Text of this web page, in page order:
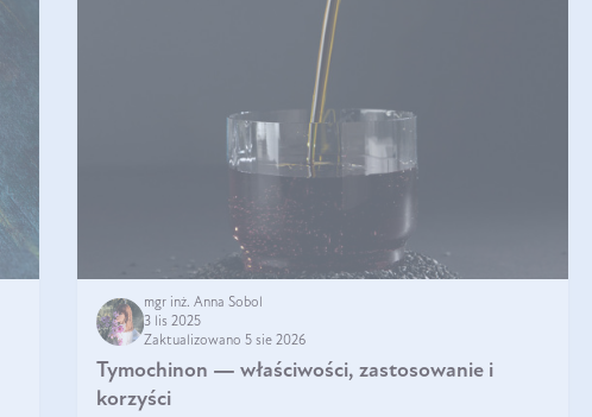
mgr inż. Anna Sobol
3 lis 2025
Zaktualizowano 5 sie 2026
Tymochinon — właściwości, zastosowanie i
korzyści